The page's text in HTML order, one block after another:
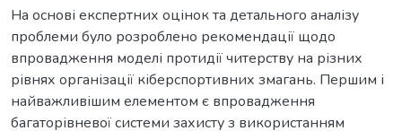
На основі експертних оцінок та детального аналізу
проблеми було розроблено рекомендації щодо
впровадження моделі протидії читерству на різних
рівнях організації кіберспортивних змагань. Першим і
найважливішим елементом є впровадження
багаторівневої системи захисту з використанням